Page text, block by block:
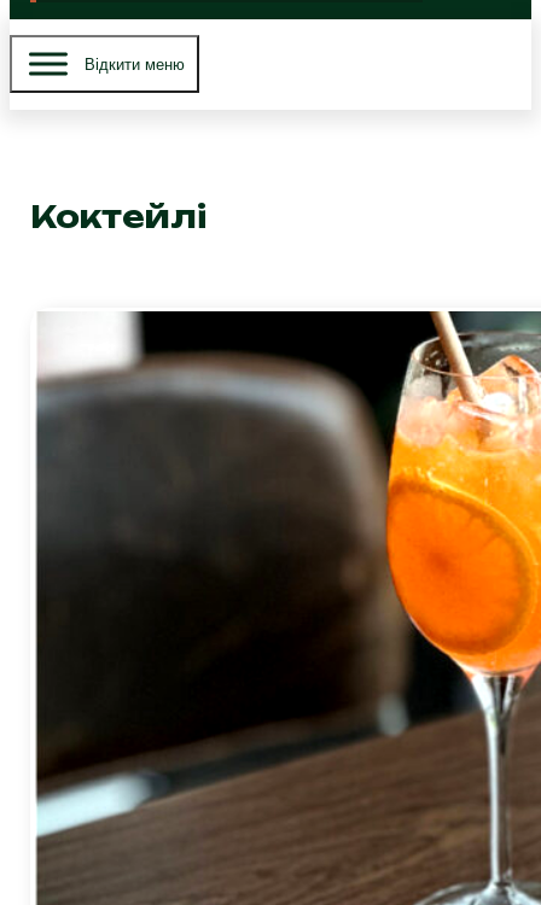
Вiдкити меню
Коктейлі